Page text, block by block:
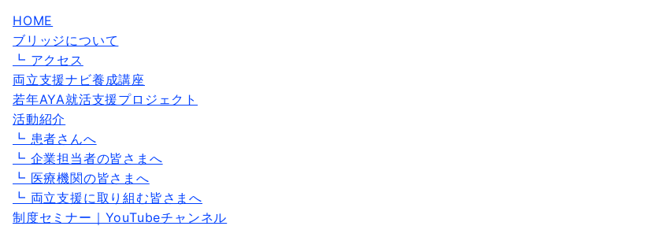
HOME
ブリッジについて
┗ アクセス
両立支援ナビ養成講座
若年AYA就活支援プロジェクト
活動紹介
┗ 患者さんへ
┗ 企業担当者の皆さまへ
┗ 医療機関の皆さまへ
┗ 両立支援に取り組む皆さまへ
制度セミナー｜YouTubeチャンネル